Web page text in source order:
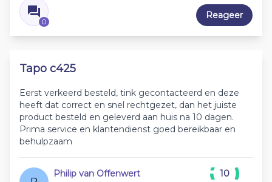
0
Reageer
Tapo c425
Eerst verkeerd besteld, tink gecontacteerd en deze
heeft dat correct en snel rechtgezet, dan het juiste
product besteld en geleverd aan huis na 10 dagen.
Prima service en klantendienst goed bereikbaar en
behulpzaam
Philip van Offenwert
10